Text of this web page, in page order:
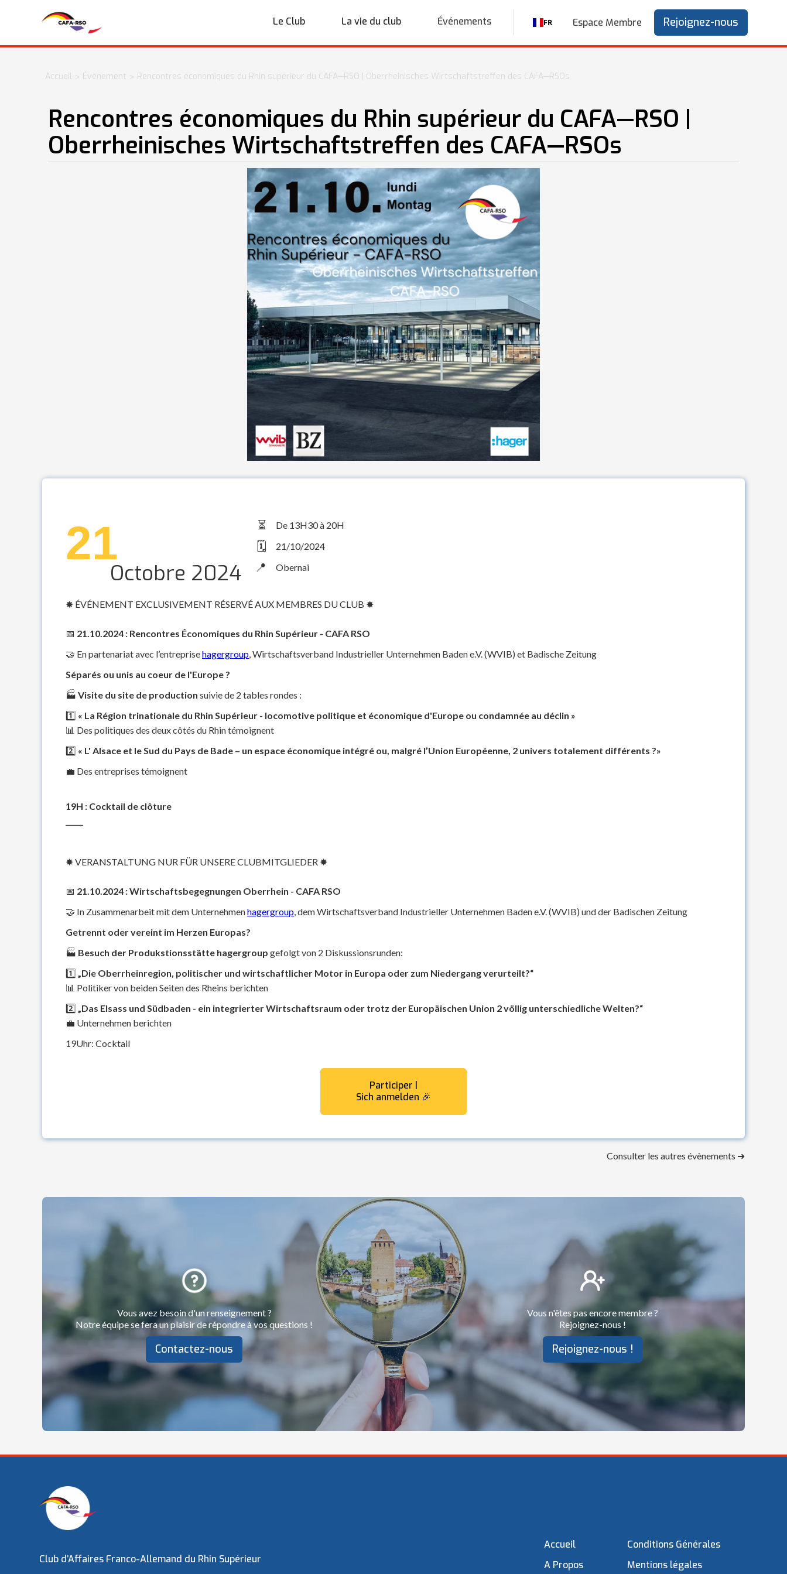
Le Club La vie du club Événements FR Espace Membre Rejoignez-nous
Accueil > Évènement > Rencontres économiques du Rhin supérieur du CAFA—RSO | Oberrheinisches Wirtschaftstreffen des CAFA—RSOs
Rencontres économiques du Rhin supérieur du CAFA—RSO |
Oberrheinisches Wirtschaftstreffen des CAFA—RSOs
21
Octobre 2024
⏳ De 13H30 à 20H
🗓️ 21/10/2024
📍 Obernai
✸ ÉVÉNEMENT EXCLUSIVEMENT RÉSERVÉ AUX MEMBRES DU CLUB ✸
📅 21.10.2024 : Rencontres Économiques du Rhin Supérieur - CAFA RSO
🤝 En partenariat avec l’entreprisehagergroup, Wirtschaftsverband Industrieller Unternehmen Baden e.V. (WVIB) et Badische Zeitung
Séparés ou unis au coeur de l'Europe ?
🏭 Visite du site de production suivie de 2 tables rondes :
1️⃣ « La Région trinationale du Rhin Supérieur - locomotive politique et économique d'Europe ou condamnée au déclin »
📊 Des politiques des deux côtés du Rhin témoignent
2️⃣ « L' Alsace et le Sud du Pays de Bade – un espace économique intégré ou, malgré l’Union Européenne, 2 univers totalement différents ?»
💼 Des entreprises témoignent
19H : Cocktail de clôture
✸ VERANSTALTUNG NUR FÜR UNSERE CLUBMITGLIEDER ✸
📅 21.10.2024 : Wirtschaftsbegegnungen Oberrhein - CAFA RSO
🤝 In Zusammenarbeit mit dem Unternehmenhagergroup, dem Wirtschaftsverband Industrieller Unternehmen Baden e.V. (WVIB) und der Badischen Zeitung
Getrennt oder vereint im Herzen Europas?
🏭 Besuch der Produkstionsstätte hagergroup gefolgt von 2 Diskussionsrunden:
1️⃣ „Die Oberrheinregion, politischer und wirtschaftlicher Motor in Europa oder zum Niedergang verurteilt?“
📊 Politiker von beiden Seiten des Rheins berichten
2️⃣ „Das Elsass und Südbaden - ein integrierter Wirtschaftsraum oder trotz der Europäischen Union 2 völlig unterschiedliche Welten?“
💼 Unternehmen berichten
19Uhr: Cocktail
Participer |
Sich anmelden 🎉
Consulter les autres évènements ➜
Vous avez besoin d'un renseignement ?
Notre équipe se fera un plaisir de répondre à vos questions !
Contactez-nous
Vous n'êtes pas encore membre ?
Rejoignez-nous !
Rejoignez-nous !
Accueil
Conditions Générales
Mentions légales
A Propos
Club d’Affaires Franco-Allemand du Rhin Supérieur